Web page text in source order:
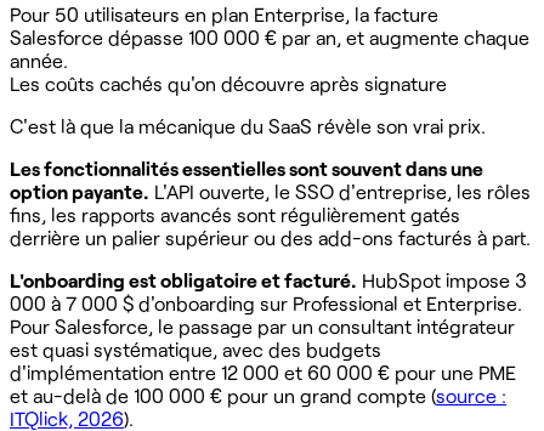
Pour 50 utilisateurs en plan Enterprise, la facture
Salesforce dépasse 100 000 € par an, et augmente chaque
année.
Les coûts cachés qu'on découvre après signature
C'est là que la mécanique du SaaS révèle son vrai prix.
Les fonctionnalités essentielles sont souvent dans une
option payante. L'API ouverte, le SSO d'entreprise, les rôles
fins, les rapports avancés sont régulièrement gatés
derrière un palier supérieur ou des add-ons facturés à part.
L'onboarding est obligatoire et facturé. HubSpot impose 3
000 à 7 000 $ d'onboarding sur Professional et Enterprise.
Pour Salesforce, le passage par un consultant intégrateur
est quasi systématique, avec des budgets
d'implémentation entre 12 000 et 60 000 € pour une PME
et au-delà de 100 000 € pour un grand compte (source :
ITQlick, 2026).